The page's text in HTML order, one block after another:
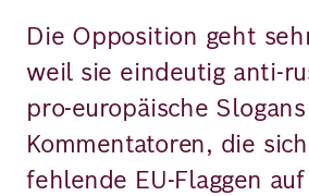
Die Opposition geht
weil sie eindeutig anti-
pro-europäische
Kommentatoren, die
fehlende EU-Flaggen